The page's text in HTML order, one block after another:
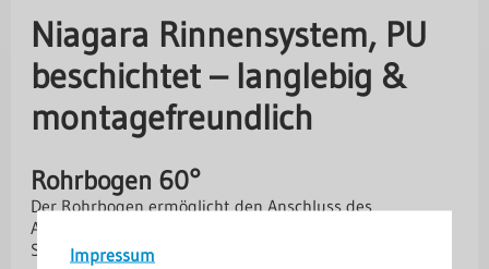
Impressum
Niagara Rinnensystem, PU
beschichtet – langlebig &
montagefreundlich
Rohrbogen 60°
Der Rohrbogen ermöglicht den Anschluss des
Ablaufstutzens an das Fallrohr. Sie werden mit einem
Standardwinkel von 60° hergestellt.